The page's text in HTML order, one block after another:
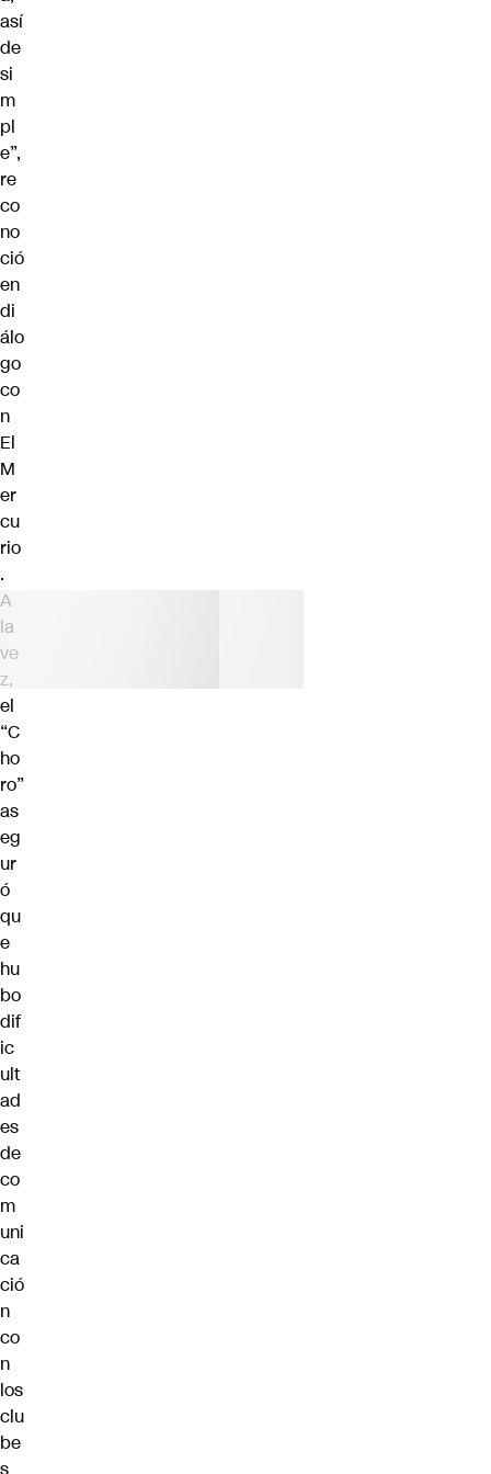
así
de
si
m
pl
e”,
re
co
no
ció
en
di
álo
go
co
n
El
M
er
cu
rio
.
A
la
ve
z,
el
“C
ho
ro”
as
eg
ur
ó
qu
e
hu
bo
dif
ic
ult
ad
es
de
co
m
uni
ca
ció
n
co
n
los
clu
be
s